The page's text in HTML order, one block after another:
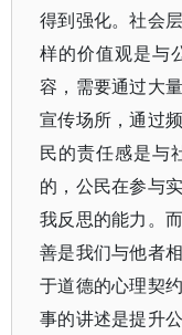
得到强化。社会
样的价值观是与
容，需要通过大
宣传场所，通过
民的责任感是与
的，公民在参与
我反思的能力。
善是我们与他者
于道德的心理契
事的讲述是提升